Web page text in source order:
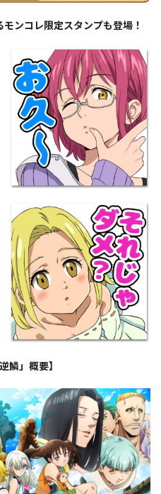
ンコレ限定スタンプも登場！
鱗」概要】